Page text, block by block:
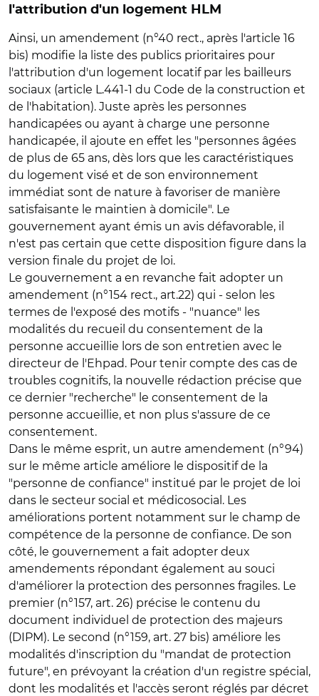
l'attribution d'un logement HLM
Ainsi, un amendement (n°40 rect., après l'article 16
bis) modifie la liste des publics prioritaires pour
l'attribution d'un logement locatif par les bailleurs
sociaux (article L.441-1 du Code de la construction et
de l'habitation). Juste après les personnes
handicapées ou ayant à charge une personne
handicapée, il ajoute en effet les "personnes âgées
de plus de 65 ans, dès lors que les caractéristiques
du logement visé et de son environnement
immédiat sont de nature à favoriser de manière
satisfaisante le maintien à domicile". Le
gouvernement ayant émis un avis défavorable, il
n'est pas certain que cette disposition figure dans la
version finale du projet de loi.
Le gouvernement a en revanche fait adopter un
amendement (n°154 rect., art.22) qui - selon les
termes de l'exposé des motifs - "nuance" les
modalités du recueil du consentement de la
personne accueillie lors de son entretien avec le
directeur de l'Ehpad. Pour tenir compte des cas de
troubles cognitifs, la nouvelle rédaction précise que
ce dernier "recherche" le consentement de la
personne accueillie, et non plus s'assure de ce
consentement.
Dans le même esprit, un autre amendement (n°94)
sur le même article améliore le dispositif de la
"personne de confiance" institué par le projet de loi
dans le secteur social et médicosocial. Les
améliorations portent notamment sur le champ de
compétence de la personne de confiance. De son
côté, le gouvernement a fait adopter deux
amendements répondant également au souci
d'améliorer la protection des personnes fragiles. Le
premier (n°157, art. 26) précise le contenu du
document individuel de protection des majeurs
(DIPM). Le second (n°159, art. 27 bis) améliore les
modalités d'inscription du "mandat de protection
future", en prévoyant la création d'un registre spécial,
dont les modalités et l'accès seront réglés par décret